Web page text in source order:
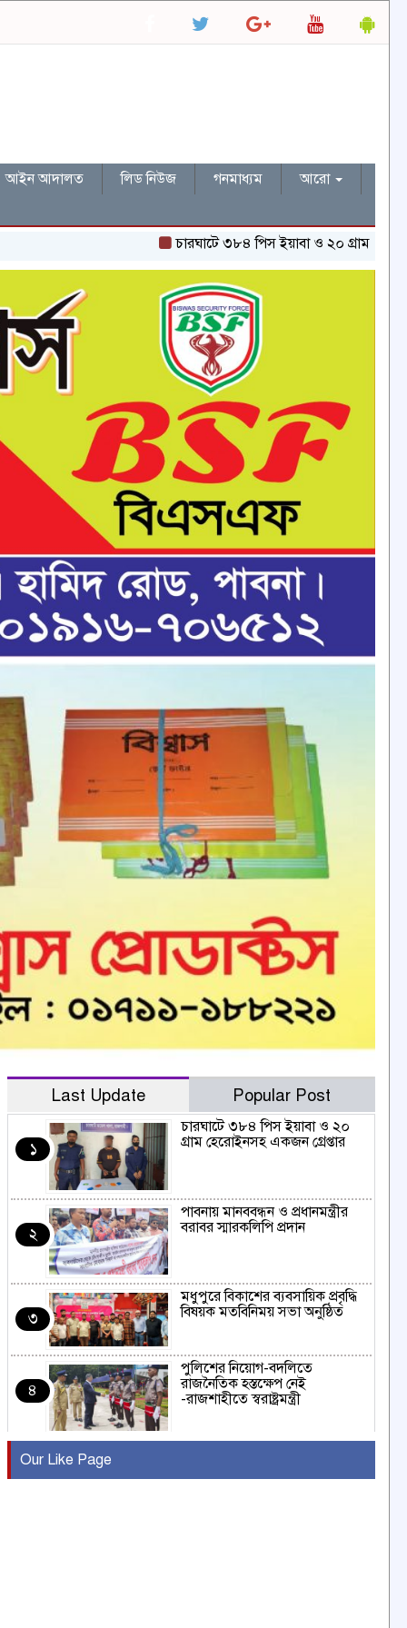
আইন আদালত লিড নিউজ গনমাধ্যম
আরো
চারঘাটে ৩৮৪ পিস ইয়াবা ও ২০ গ্রাম হেরোইনসহ একজন
Last Update Popular Post
১
চারঘাটে ৩৮৪ পিস ইয়াবা ও ২০
গ্রাম হেরোইনসহ একজন গ্রেপ্তার
২
পাবনায় মানববন্ধন ও প্রধানমন্ত্রীর
বরাবর স্মারকলিপি প্রদান
৩
মধুপুরে বিকাশের ব্যবসায়িক প্রবৃদ্ধি
বিষয়ক মতবিনিময় সভা অনুষ্ঠিত
৪
পুলিশের নিয়োগ-বদলিতে
রাজনৈতিক হস্তক্ষেপ নেই
-রাজশাহীতে স্বরাষ্ট্রমন্ত্রী
৫
Our Like Page